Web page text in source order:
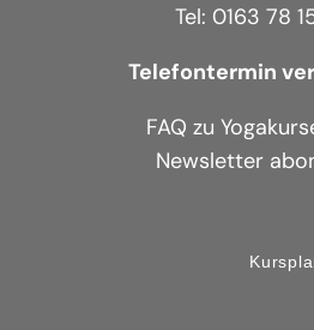
Tel: 0163 78
Telefontermin
FAQ zu
Newsletter